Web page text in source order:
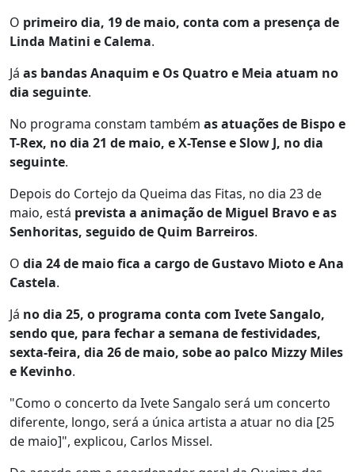
O primeiro dia, 19 de maio, conta com a presença de
Linda Matini e Calema.
Já as bandas Anaquim e Os Quatro e Meia atuam no
dia seguinte.
No programa constam também as atuações de Bispo e
T-Rex, no dia 21 de maio, e X-Tense e Slow J, no dia
seguinte.
Depois do Cortejo da Queima das Fitas, no dia 23 de
maio, está prevista a animação de Miguel Bravo e as
Senhoritas, seguido de Quim Barreiros.
O dia 24 de maio fica a cargo de Gustavo Mioto e Ana
Castela.
Já no dia 25, o programa conta com Ivete Sangalo,
sendo que, para fechar a semana de festividades,
sexta-feira, dia 26 de maio, sobe ao palco Mizzy Miles
e Kevinho.
"Como o concerto da Ivete Sangalo será um concerto
diferente, longo, será a única artista a atuar no dia [25
de maio]", explicou, Carlos Missel.